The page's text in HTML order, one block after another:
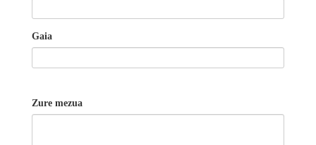
Gaia
Zure mezua